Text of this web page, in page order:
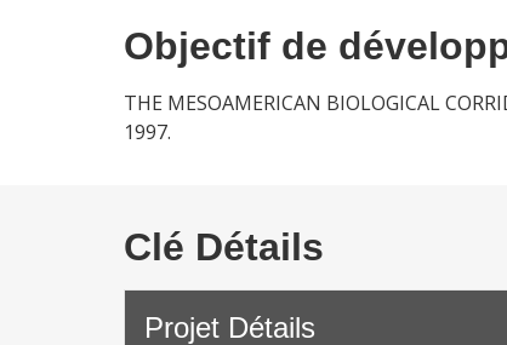
Objectif de
THE MESOAMERICAN BIOLOGICAL
1997.
Clé Détails
Projet Détails